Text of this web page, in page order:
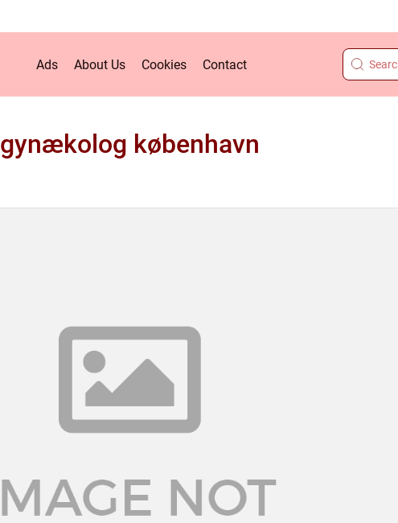
Ads About Us Cookies Contact
gynækolog københavn